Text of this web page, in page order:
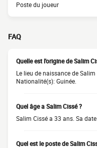
Poste du joueur
FAQ
Quelle est l'origine de Salim
Le lieu de naissance de
Nationalité(s): Guinée.
Quel âge a Salim Cissé ?
Salim Cissé a 33 ans. Sa
Quel est le poste de Salim